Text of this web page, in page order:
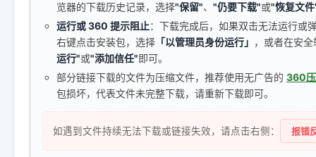
览器的下载历史记录，选择"保留"、 "仍要下载"或"恢复文
运行或 360 提示阻止：下载完成后，如果双击无法运行或
右键点击安装包，选择 「以管理员身份运行」 ，或者在安
运行"或"添加信任"即可。
部分链接下载的文件为压缩文件，推荐使用无广告的 360
包损坏，代表文件未完整下载，请重新下载即可。
如遇到文件持续无法下载或链接失效，请点击右侧： 报错